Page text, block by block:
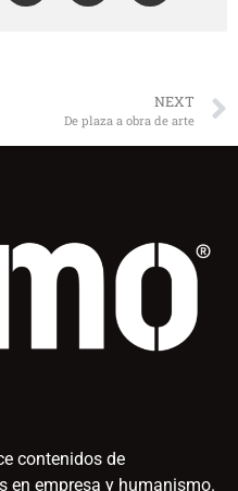
NEXT
De plaza a obra de arte
contenidos de
en empresa y humanismo.